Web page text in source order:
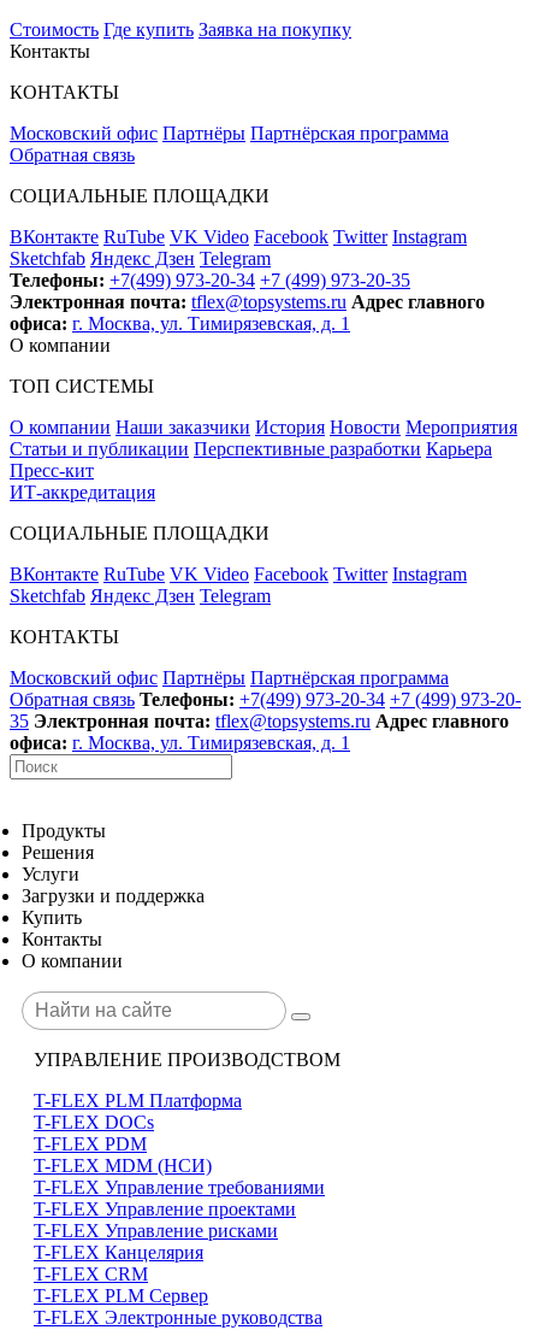
Стоимость Где купить Заявка на покупку
Контакты
КОНТАКТЫ
Московский офис Партнёры Партнёрская программа
Обратная связь
СОЦИАЛЬНЫЕ ПЛОЩАДКИ
ВКонтакте RuTube VK Video Facebook Twitter Instagram
Sketchfab Яндекс Дзен Telegram
Телефоны: +7(499) 973-20-34 +7 (499) 973-20-35
Электронная почта: tflex@topsystems.ru Адрес главного
офиса: г. Москва, ул. Тимирязевская, д. 1
О компании
ТОП СИСТЕМЫ
О компании Наши заказчики История Новости Мероприятия
Статьи и публикации Перспективные разработки Карьера
Пресс-кит
ИТ-аккредитация
СОЦИАЛЬНЫЕ ПЛОЩАДКИ
ВКонтакте RuTube VK Video Facebook Twitter Instagram
Sketchfab Яндекс Дзен Telegram
КОНТАКТЫ
Московский офис Партнёры Партнёрская программа
Обратная связь Телефоны: +7(499) 973-20-34 +7 (499) 973-20-
35 Электронная почта: tflex@topsystems.ru Адрес главного
офиса: г. Москва, ул. Тимирязевская, д. 1
Продукты
Решения
Услуги
Загрузки и поддержка
Купить
Контакты
О компании
УПРАВЛЕНИЕ ПРОИЗВОДСТВОМ
T-FLEX PLM Платформа
T-FLEX DOCs
T-FLEX PDM
T-FLEX MDM (НСИ)
T-FLEX Управление требованиями
T-FLEX Управление проектами
T-FLEX Управление рисками
T-FLEX Канцелярия
T-FLEX CRM
T-FLEX PLM Сервер
T-FLEX Электронные руководства